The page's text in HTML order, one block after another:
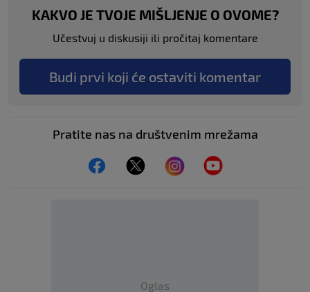
KAKVO JE TVOJE MIŠLJENJE O OVOME?
Učestvuj u diskusiji ili pročitaj komentare
Budi prvi koji će ostaviti komentar
Pratite nas na društvenim mrežama
Oglas